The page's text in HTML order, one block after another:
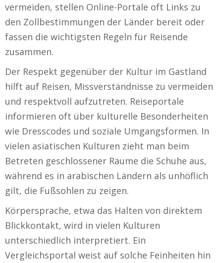
vermeiden, stellen Online-Portale oft Links zu
den Zollbestimmungen der Länder bereit oder
fassen die wichtigsten Regeln für Reisende
zusammen.
Der Respekt gegenüber der Kultur im Gastland
hilft auf Reisen, Missverständnisse zu vermeiden
und respektvoll aufzutreten. Reiseportale
informieren oft über kulturelle Besonderheiten
wie Dresscodes und soziale Umgangsformen. In
vielen asiatischen Kulturen zieht man beim
Betreten geschlossener Räume die Schuhe aus,
während es in arabischen Ländern als unhöflich
gilt, die Fußsohlen zu zeigen.
Körpersprache, etwa das Halten von direktem
Blickkontakt, wird in vielen Kulturen
unterschiedlich interpretiert. Ein
Vergleichsportal weist auf solche Feinheiten hin